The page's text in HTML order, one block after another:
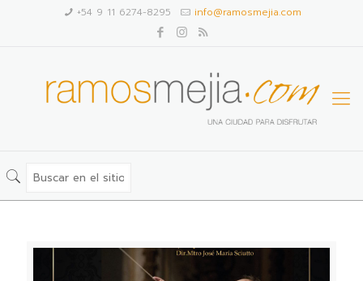
+54 9 11 6274-8295 info@ramosmejia.com